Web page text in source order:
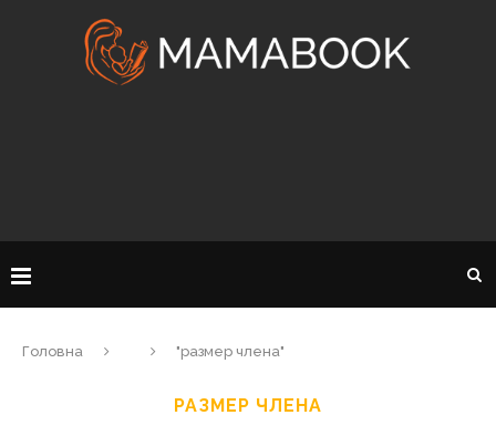
Головна "размер члена"
РАЗМЕР ЧЛЕНА